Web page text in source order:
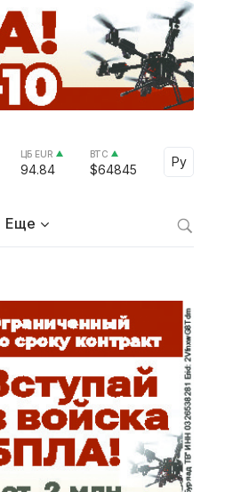
ЦБ EUR
94.84
BTC
$64845
Ру
Select
Еще